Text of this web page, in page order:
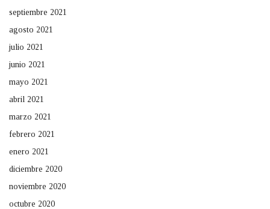
septiembre 2021
agosto 2021
julio 2021
junio 2021
mayo 2021
abril 2021
marzo 2021
febrero 2021
enero 2021
diciembre 2020
noviembre 2020
octubre 2020